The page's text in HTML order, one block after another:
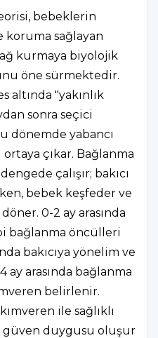
bebeklerin
koruma sağlayan
bağ kurmaya biyolojik
öne sürmektedir.
altında "yakınlık
sonra seçici
dönemde yabancı
ortaya çıkar. Bağlanma
çalışır; bakıcı
bebek keşfeder ve
0-2 ay arasında
bağlanma öncülleri
bakıcıya yönelim ve
ay arasında bağlanma
belirlenir.
ile sağlıklı
güven duygusu oluşur